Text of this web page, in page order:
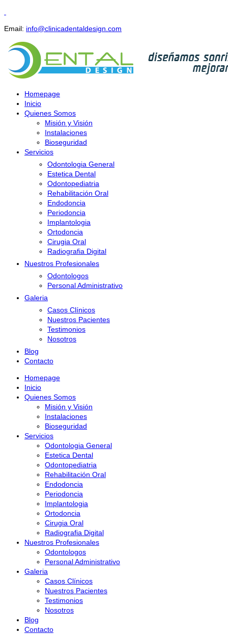
Email: info@clinicadentaldesign.com
Homepage
Inicio
Quienes Somos
Misión y Visión
Instalaciones
Bioseguridad
Servicios
Odontologia General
Estetica Dental
Odontopediatria
Rehabilitación Oral
Endodoncia
Periodoncia
Implantologia
Ortodoncia
Cirugia Oral
Radiografia Digital
Nuestros Profesionales
Odontologos
Personal Administrativo
Galeria
Casos Clínicos
Nuestros Pacientes
Testimonios
Nosotros
Blog
Contacto
Homepage
Inicio
Quienes Somos
Misión y Visión
Instalaciones
Bioseguridad
Servicios
Odontologia General
Estetica Dental
Odontopediatria
Rehabilitación Oral
Endodoncia
Periodoncia
Implantologia
Ortodoncia
Cirugia Oral
Radiografia Digital
Nuestros Profesionales
Odontologos
Personal Administrativo
Galeria
Casos Clínicos
Nuestros Pacientes
Testimonios
Nosotros
Blog
Contacto